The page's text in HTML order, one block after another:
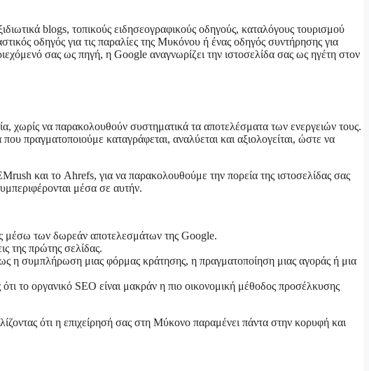
blogs, τοπικούς ειδησεογραφικούς οδηγούς, καταλόγους τουρισμού
οδηγός για τις παραλίες της Μυκόνου ή ένας οδηγός συντήρησης για
σας ως πηγή, η Google αναγνωρίζει την ιστοσελίδα σας ως ηγέτη στον
χωρίς να παρακολουθούν συστηματικά τα αποτελέσματα των ενεργειών τους.
πραγματοποιούμε καταγράφεται, αναλύεται και αξιολογείται, ώστε να
και το Ahrefs, για να παρακολουθούμε την πορεία της ιστοσελίδας σας
μέσα σε αυτήν.
μέσω των δωρεάν αποτελεσμάτων της Google.
της πρώτης σελίδας.
η συμπλήρωση μιας φόρμας κράτησης, η πραγματοποίηση μιας αγοράς ή μια
το οργανικό SEO είναι μακράν η πιο οικονομική μέθοδος προσέλκυσης
ότι η επιχείρησή σας στη Μύκονο παραμένει πάντα στην κορυφή και